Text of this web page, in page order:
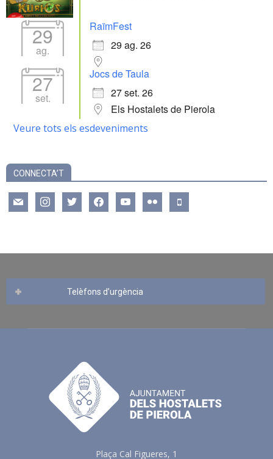
29
ag.
RaïmFest
29 ag. 26
27
set.
Jocs de Taula
27 set. 26
Els Hostalets de Pierola
Veure tots els esdeveniments
CONNECTA’T
mail instagramtwitter facebookyoutube flickr mobile
Telèfons d’urgència
Plaça Cal Figueres, 1